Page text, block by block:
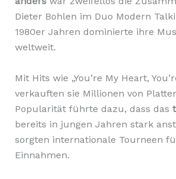
Dieter Bohlen im Duo Modern
1980er Jahren dominierte ihre
weltweit.
Mit Hits wie „You’re My Heart,
verkauften sie Millionen von
Popularität führte dazu, dass das
bereits in jungen Jahren stark
sorgten internationale Tourneen
Einnahmen.